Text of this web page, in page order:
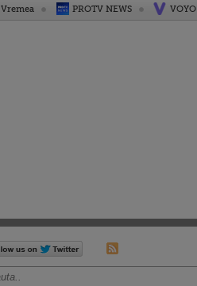
Vremea PROTV NEWS VOYO